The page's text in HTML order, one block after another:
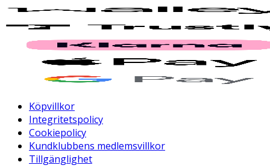
Köpvillkor
Integritetspolicy
Cookiepolicy
Kundklubbens medlemsvillkor
Tillgänglighet